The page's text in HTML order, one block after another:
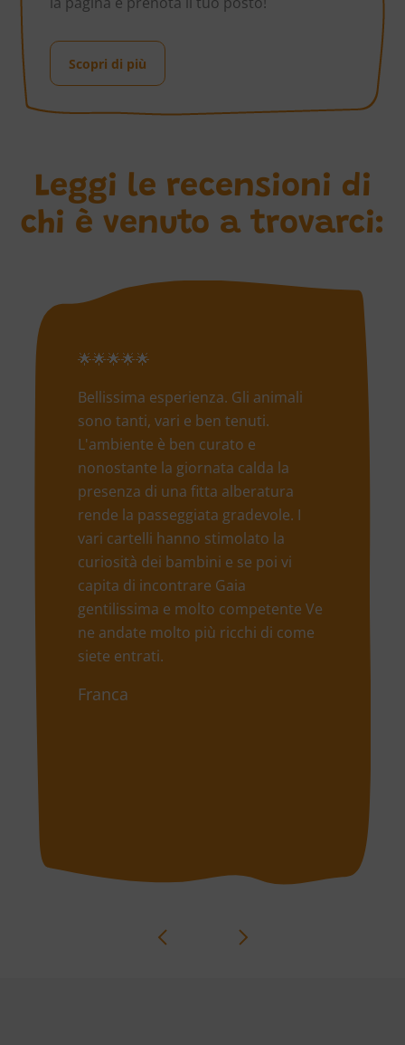
Scopri di più
Leggi le recensioni di
chi è venuto a trovarci:
🌟🌟🌟🌟🌟
Bellissima esperienza. Gli animali
sono tanti, vari e ben tenuti.
L'ambiente è ben curato e
nonostante la giornata calda la
presenza di una fitta alberatura
rende la passeggiata gradevole. I
vari cartelli hanno stimolato la
curiosità dei bambini e se poi vi
capita di incontrare Gaia
gentilissima e molto competente Ve
ne andate molto più ricchi di come
siete entrati.
Franca